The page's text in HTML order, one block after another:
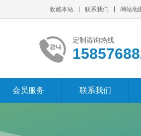
收藏本站 联系我们 网站地
定制咨询热线
会员服务 联系我们